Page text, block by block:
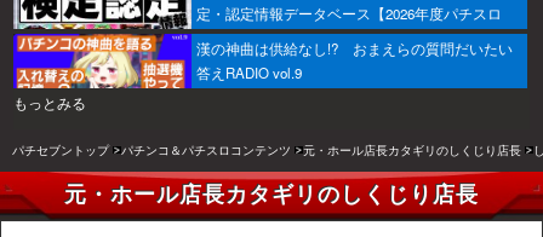
定・認定情報データベース【2026年度パチスロ
版】
漢の神曲は供給なし!? おまえらの質問だいたい
答えRADIO vol.9
もっとみる
パチセブントップ パチンコ＆パチスロコンテンツ 元・ホール店長カタギリのしくじり店長
元・ホール店長カタギリのしくじり店長